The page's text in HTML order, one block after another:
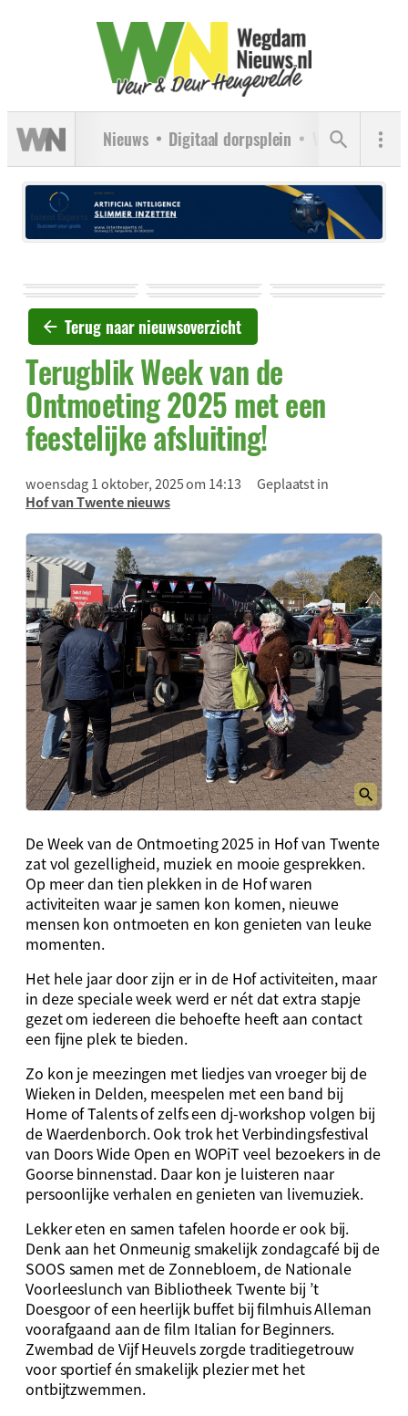
Nieuws Digitaal dorpsplein Verenigingen
Terug naar nieuwsoverzicht
Terugblik Week van de
Ontmoeting 2025 met een
feestelijke afsluiting!
woensdag 1 oktober, 2025 om 14:13
Geplaatst in
Hof van Twente nieuws
De Week van de Ontmoeting 2025 in Hof van Twente
zat vol gezelligheid, muziek en mooie gesprekken.
Op meer dan tien plekken in de Hof waren
activiteiten waar je samen kon komen, nieuwe
mensen kon ontmoeten en kon genieten van leuke
momenten.
Het hele jaar door zijn er in de Hof activiteiten, maar
in deze speciale week werd er nét dat extra stapje
gezet om iedereen die behoefte heeft aan contact
een fijne plek te bieden.
Zo kon je meezingen met liedjes van vroeger bij de
Wieken in Delden, meespelen met een band bij
Home of Talents of zelfs een dj-workshop volgen bij
de Waerdenborch. Ook trok het Verbindingsfestival
van Doors Wide Open en WOPiT veel bezoekers in de
Goorse binnenstad. Daar kon je luisteren naar
persoonlijke verhalen en genieten van livemuziek.
Lekker eten en samen tafelen hoorde er ook bij.
Denk aan het Onmeunig smakelijk zondagcafé bij de
SOOS samen met de Zonnebloem, de Nationale
Voorleeslunch van Bibliotheek Twente bij ’t
Doesgoor of een heerlijk buffet bij filmhuis Alleman
voorafgaand aan de film Italian forBeginners.
Zwembad de Vijf Heuvels zorgde traditiegetrouw
voor sportief én smakelijk plezier met het
ontbijtzwemmen.